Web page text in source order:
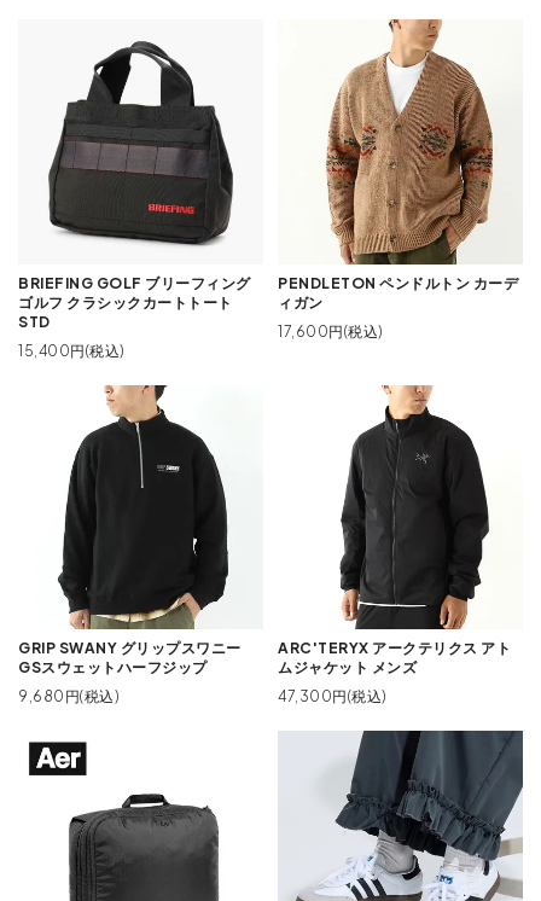
BRIEFING GOLF ブリーフィング
ゴルフ クラシックカートトート
STD
15,400円(税込)
PENDLETON ペンドルトン カーデ
ィガン
17,600円(税込)
GRIP SWANY グリップスワニー
GSスウェットハーフジップ
9,680円(税込)
ARC'TERYX アークテリクス アト
ムジャケット メンズ
47,300円(税込)